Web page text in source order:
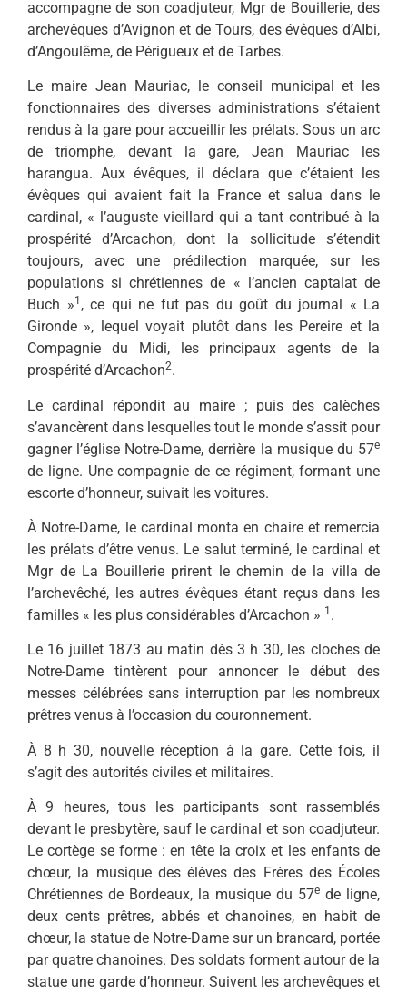
accompagne de son coadjuteur, Mgr de Bouillerie, des
archevêques d’Avignon et de Tours, des évêques d’AIbi,
d’Angoulême, de Périgueux et de Tarbes.
Le maire Jean Mauriac, le con­seil municipal et les
fonctionnaires des diverses administrations s’étaient
rendus à la gare pour accueillir les prélats. Sous un arc
de triomphe, devant la gare, Jean Mauriac les
harangua. Aux évêques, il déclara que c’étaient les
évêques qui avaient fait la France et salua dans le
cardinal, « l’auguste vieillard qui a tant contribué à la
prospérité d’Arcachon, dont la sollicitude s’étendit
toujours, avec une prédilection marquée, sur les
populations si chrétiennes de « l’ancien captalat de
Buch »1 , ce qui ne fut pas du goût du journal « La
Gironde », lequel voyait plutôt dans les Pereire et la
Com­pagnie du Midi, les principaux agents de la
prospérité d’Arca­chon2.
Le cardinal répondit au maire ; puis des calèches
s’avancèrent dans lesquelles tout le monde s’assit pour
gagner l’église Notre-Dame, derrière la musique du 57e
de ligne. Une compagnie de ce régiment, formant une
escorte d’honneur, suivait les voitures.
À Notre-Dame, le cardinal mon­ta en chaire et remercia
les pré­lats d’être venus. Le salut terminé, le cardinal et
Mgr de La Bouillerie prirent le chemin de la villa de
l’archevêché, les autres évêques étant reçus dans les
familles « les plus considérables d’Arcachon » 1 .
Le 16 juillet 1873 au matin dès 3 h 30, les cloches de
Notre-Dame tintèrent pour annon­cer le début des
messes célébrées sans interruption par les nombreux
prêtres venus à l’occasion du cou­ronnement.
À 8 h 30, nouvelle réception à la gare. Cette fois, il
s’agit des autorités civiles et militaires.
À 9 heures, tous les participants sont rassemblés
devant le presby­tère, sauf le cardinal et son co­adjuteur.
Le cortège se forme : en tête la croix et les enfants de
chœur, la musique des élèves des Frères des Écoles
Chrétiennes de Bordeaux, la musique du 57e de ligne,
deux cents prêtres, abbés et chanoines, en habit de
chœur, la statue de Notre-Dame sur un brancard, portée
par quatre cha­noines. Des soldats forment autour de la
statue une garde d’honneur. Suivent les archevêques et